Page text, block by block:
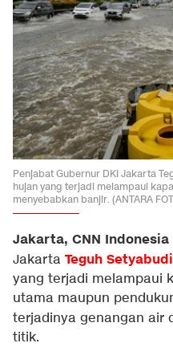
Penjabat Gubernur DKI Jakarta
hujan yang terjadi melampaui
menyebabkan banjir. (ANTARA
Jakarta, CNN Indonesia
Jakarta Teguh Setyabudi
yang terjadi melampaui
utama maupun
terjadinya genangan air
titik.